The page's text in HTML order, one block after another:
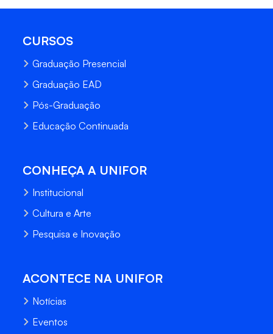
CURSOS
Graduação Presencial
Graduação EAD
Pós-Graduação
Educação Continuada
CONHEÇA A UNIFOR
Institucional
Cultura e Arte
Pesquisa e Inovação
ACONTECE NA UNIFOR
Notícias
Eventos